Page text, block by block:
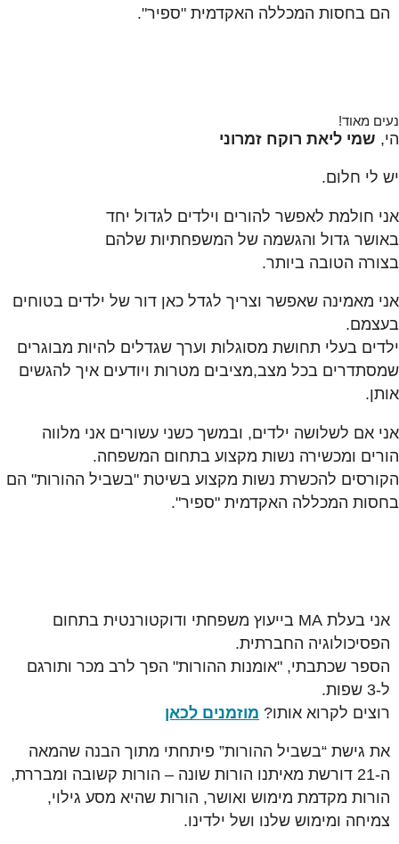
הם בחסות המכללה האקדמית "ספיר".
נעים מאוד!
הי, שמי ליאת רוקח זמרוני
יש לי חלום.
אני חולמת לאפשר להורים וילדים לגדול יחד
באושר גדול והגשמה של המשפחתיות שלהם
בצורה הטובה ביותר.
אני מאמינה שאפשר וצריך לגדל כאן דור של ילדים בטוחים
בעצמם.
ילדים בעלי תחושת מסוגלות וערך שגדלים להיות מבוגרים
שמסתדרים בכל מצב,מציבים מטרות ויודעים איך להגשים
אותן.
אני אם לשלושה ילדים, ובמשך כשני עשורים אני מלווה
הורים ומכשירה נשות מקצוע בתחום המשפחה.
הקורסים להכשרת נשות מקצוע בשיטת "בשביל ההורות" הם
בחסות המכללה האקדמית "ספיר".
אני בעלת MA בייעוץ משפחתי ודוקטורנטית בתחום
הפסיכולוגיה החברתית.
הספר שכתבתי, "אומנות ההורות" הפך לרב מכר ותורגם
ל-3 שפות.
רוצים לקרוא אותו? מוזמנים לכאן
את גישת “בשביל ההורות” פיתחתי מתוך הבנה שהמאה
ה-21 דורשת מאיתנו הורות שונה – הורות קשובה ומבררת,
הורות מקדמת מימוש ואושר, הורות שהיא מסע גילוי,
צמיחה ומימוש שלנו ושל ילדינו.